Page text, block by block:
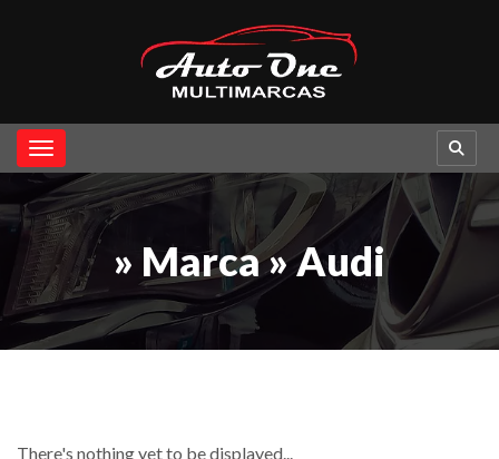
Toggle navigation
» Marca » Audi
There's nothing yet to be displayed...